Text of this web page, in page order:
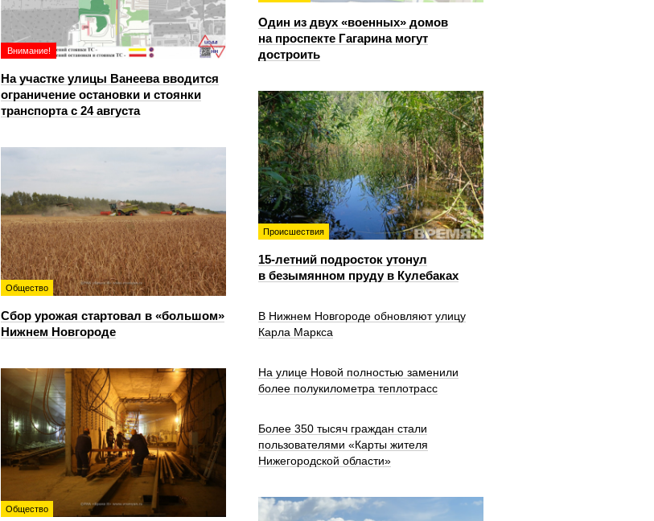
Один из двух «военных» домов
на проспекте Гагарина могут
достроить
Внимание!
На участке улицы Ванеева вводится
ограничение остановки и стоянки
транспорта с 24 августа
Происшествия
15-летний подросток утонул
в безымянном пруду в Кулебаках
Общество
Сбор урожая стартовал в «большом»
Нижнем Новгороде
В Нижнем Новгороде обновляют улицу
Карла Маркса
Общество
На улице Новой полностью заменили
более полукилометра теплотрасс
Более 350 тысяч граждан стали
пользователями «Карты жителя
Нижегородской области»